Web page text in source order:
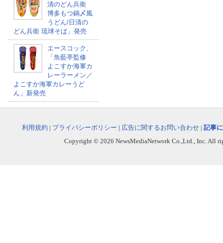
清のどん兵衛
博多もつ鍋〆風
うどん/日清の
どん兵衛 琉球そば」発売
エースコック、
「魚藍亭監修
よこすか海軍カ
レーラーメン／
よこすか海軍カレーうど
ん」新発売
利用規約 | プライバシーポリシー | 広告に関するお問い合わせ | 記事
Copyright © 2026 NewsMediaNetwork Co.,Ltd., Inc. All